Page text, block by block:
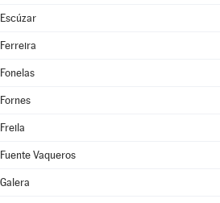
Escúzar
Ferreira
Fonelas
Fornes
Freila
Fuente Vaqueros
Galera